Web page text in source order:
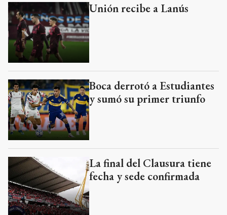
Unión recibe a Lanús
Boca derrotó a Estudiantes
y sumó su primer triunfo
La final del Clausura tiene
fecha y sede confirmada